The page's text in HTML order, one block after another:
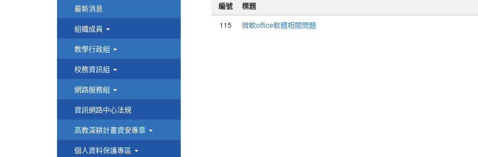
最新消息
組織成員
教學行政組
校務資訊組
網路服務組
資訊網路中心法規
高教深耕計畫資安專章
個人資料保護專區
編號 標題
115
微軟office軟體相關問題